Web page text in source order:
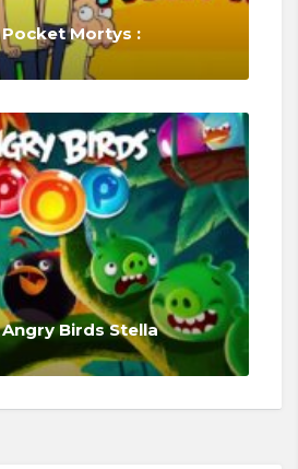
Mortys :
Birds Stella